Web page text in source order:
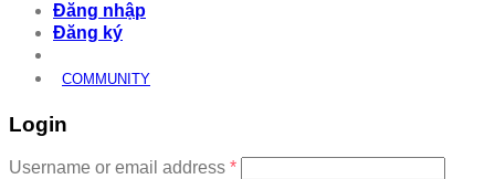
Đăng nhập
Đăng ký
COMMUNITY
Login
Username or email address *Required